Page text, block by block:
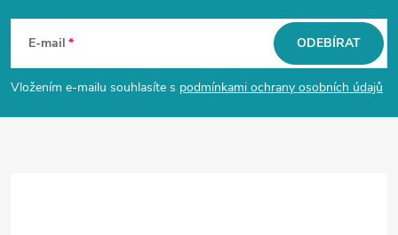
p
E-mail
Vložením e-mailu souhlasíte s podmínkami ochrany osobních údajů
ODEBÍRAT